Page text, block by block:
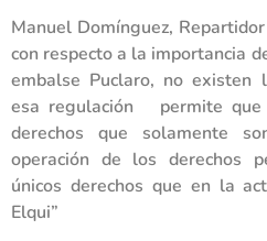
Manuel Domínguez,
con respecto a la importancia
embalse Puclaro, no existen
esa regulación permite que
derechos que solamente
operación de los derechos
únicos derechos que en la
Elqui”